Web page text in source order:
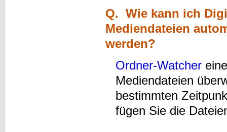
Q. Wie kann ich
Mediendateien
werden?
Ordner-Watcher
Mediendateien
bestimmten
fügen Sie die